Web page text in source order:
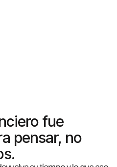
fue
pensar, no